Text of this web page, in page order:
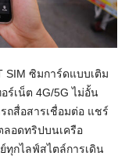
SIM ซิมการ์ดแบบเติม
ร์เน็ต 4G/5Gไม่อั้น
ถสื่อสารเชื่อมต่อ แชร์
อดทริปบนเครือ
กไลฟ์สไตล์การเดิน